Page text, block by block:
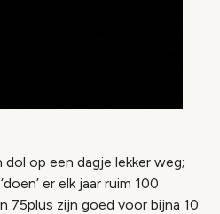
op een dagje lekker weg;
er elk jaar ruim 100
75plus zijn goed voor bijna 10